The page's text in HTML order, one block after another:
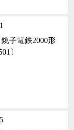
子電鉄2000形
〕